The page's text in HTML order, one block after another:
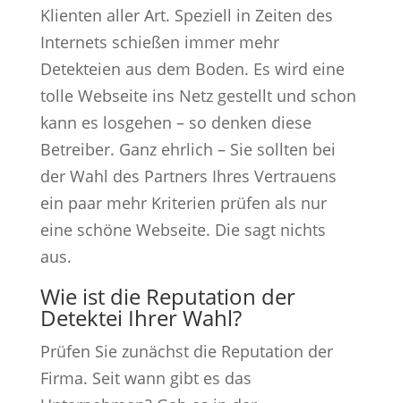
Klienten aller Art. Speziell in Zeiten des
Internets schießen immer mehr
Detekteien aus dem Boden. Es wird eine
tolle Webseite ins Netz gestellt und schon
kann es losgehen – so denken diese
Betreiber. Ganz ehrlich – Sie sollten bei
der Wahl des Partners Ihres Vertrauens
ein paar mehr Kriterien prüfen als nur
eine schöne Webseite. Die sagt nichts
aus.
Wie ist die Reputation der
Detektei Ihrer Wahl?
Prüfen Sie zunächst die Reputation der
Firma. Seit wann gibt es das